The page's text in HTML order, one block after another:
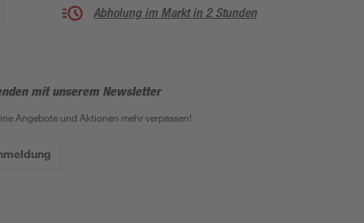
Abholung im Markt in 2 Stunden
mit unserem Newsletter
Angebote und Aktionen mehr verpassen!